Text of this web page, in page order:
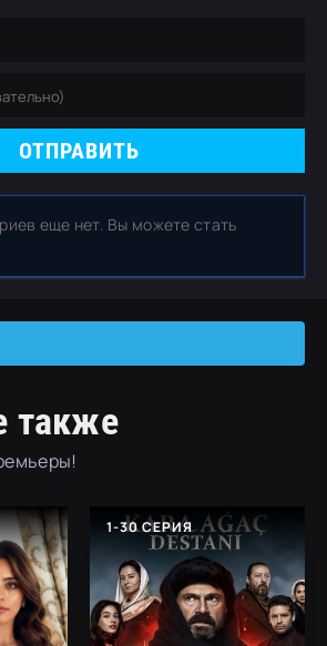
ОТПРАВИТЬ
еще нет. Вы можете стать
также
1-30 СЕРИЯ